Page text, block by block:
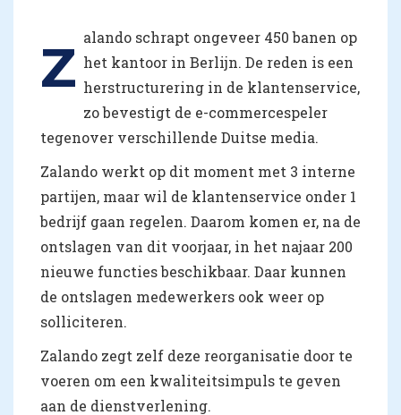
Z alando schrapt ongeveer 450 banen op
het kantoor in Berlijn. De reden is een
herstructurering in de klantenservice,
zo bevestigt de e-commercespeler
tegenover verschillende Duitse media.
Zalando werkt op dit moment met 3 interne
partijen, maar wil de klantenservice onder 1
bedrijf gaan regelen. Daarom komen er, na de
ontslagen van dit voorjaar, in het najaar 200
nieuwe functies beschikbaar. Daar kunnen
de ontslagen medewerkers ook weer op
solliciteren.
Zalando zegt zelf deze reorganisatie door te
voeren om een kwaliteitsimpuls te geven
aan de dienstverlening.